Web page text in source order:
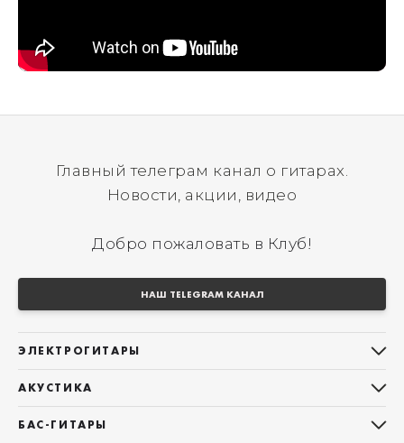
Главный телеграм канал о гитарах.
Новости, акции, видео
Добро пожаловать в Клуб!
НАШ TELEGRAM КАНАЛ
ЭЛЕКТРОГИТАРЫ
Telecaster
АКУСТИКА
БАС-ГИТАРЫ